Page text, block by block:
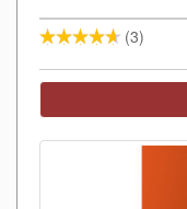
(3)